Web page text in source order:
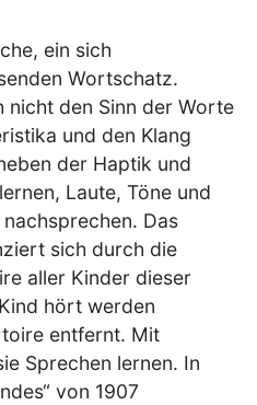
ein sich
Wortschatz.
nicht den Sinn der Worte
und den Klang
der Haptik und
Laute, Töne und
Das
sich durch die
aller Kinder dieser
hört werden
entfernt. Mit
Sprechen lernen. In
von 1907